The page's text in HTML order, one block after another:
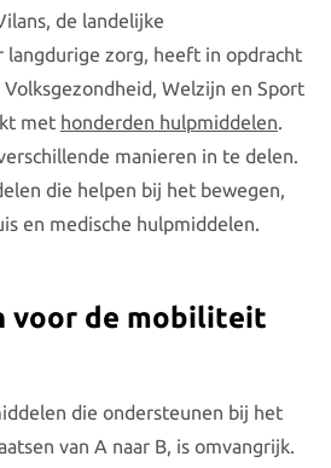
de landelijke
langdurige zorg, heeft in opdracht
Welzijn en Sport
met honderden hulpmiddelen.
manieren in te delen.
die helpen bij het bewegen,
en medische hulpmiddelen.
voor de mobiliteit
die ondersteunen bij het
van A naar B, is omvangrijk.